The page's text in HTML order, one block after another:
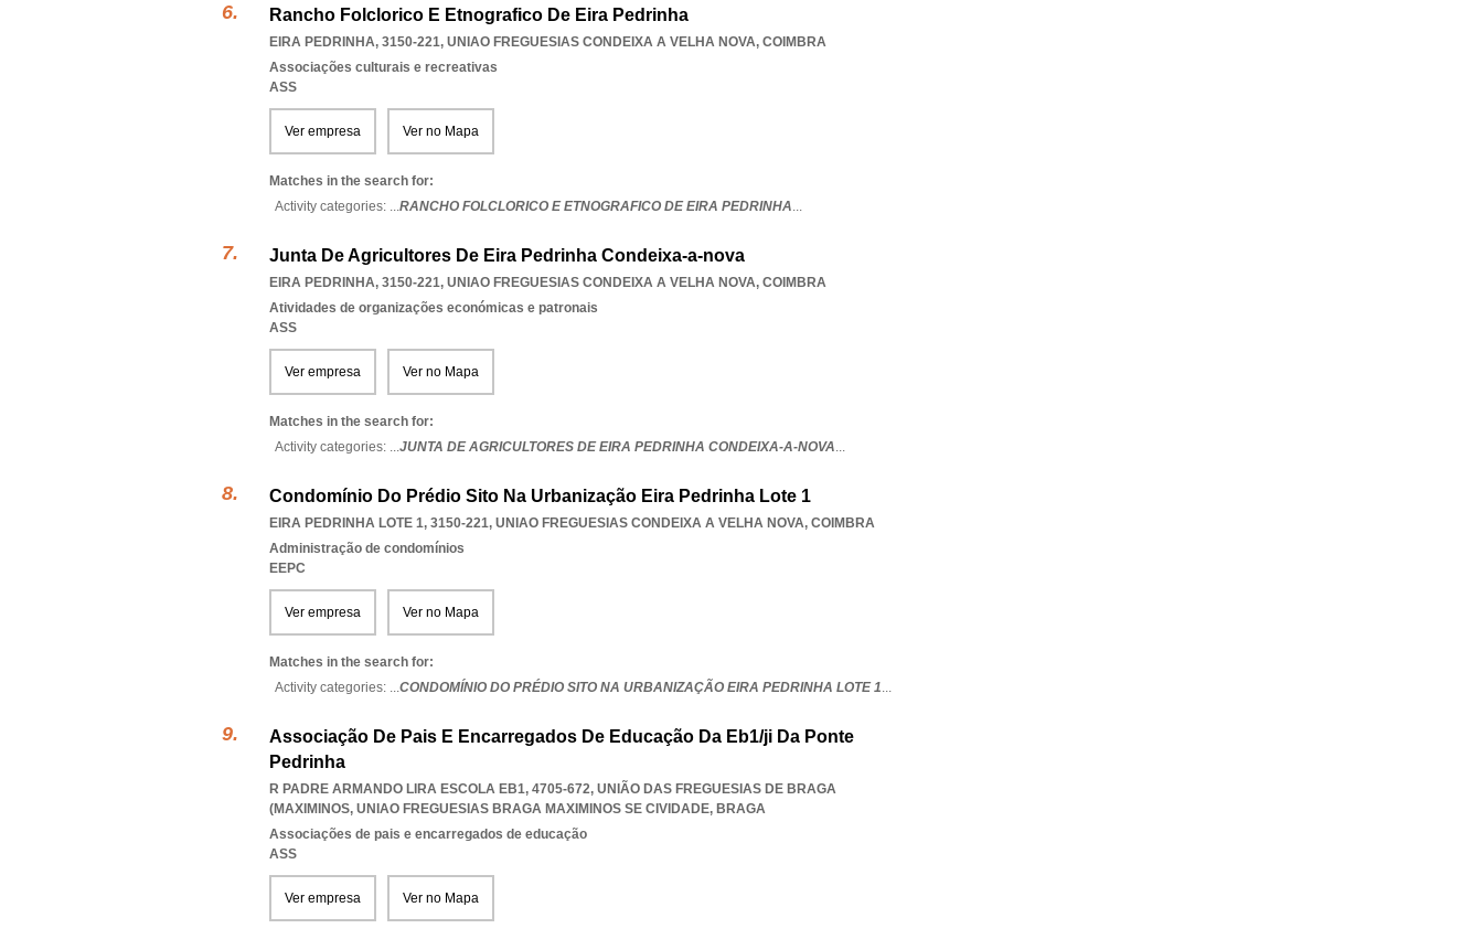
Rancho Folclorico E Etnografico De Eira Pedrinha
EIRA PEDRINHA, 3150-221, UNIAO FREGUESIAS CONDEIXA A VELHA NOVA, COIMBRA
Associações culturais e recreativas
ASS
Ver empresa Ver no Mapa
Matches in the search for:
Activity categories: ...RANCHO FOLCLORICO E ETNOGRAFICO DE EIRA PEDRINHA...
Junta De Agricultores De Eira Pedrinha Condeixa-a-nova
EIRA PEDRINHA, 3150-221, UNIAO FREGUESIAS CONDEIXA A VELHA NOVA, COIMBRA
Atividades de organizações económicas e patronais
ASS
Ver empresa Ver no Mapa
Matches in the search for:
Activity categories: ...JUNTA DE AGRICULTORES DE EIRA PEDRINHA CONDEIXA-A-NOVA...
Condomínio Do Prédio Sito Na Urbanização Eira Pedrinha Lote 1
EIRA PEDRINHA LOTE 1, 3150-221, UNIAO FREGUESIAS CONDEIXA A VELHA NOVA, COIMBRA
Administração de condomínios
EEPC
Ver empresa Ver no Mapa
Matches in the search for:
Activity categories: ...CONDOMÍNIO DO PRÉDIO SITO NA URBANIZAÇÃO EIRA PEDRINHA LOTE 1...
Associação De Pais E Encarregados De Educação Da Eb1/ji Da Ponte
Pedrinha
R PADRE ARMANDO LIRA ESCOLA EB1, 4705-672, UNIÃO DAS FREGUESIAS DE BRAGA
(MAXIMINOS, UNIAO FREGUESIAS BRAGA MAXIMINOS SE CIVIDADE, BRAGA
Associações de pais e encarregados de educação
ASS
Ver empresa Ver no Mapa